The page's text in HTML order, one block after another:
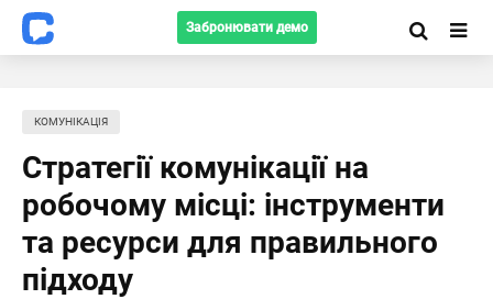
Забронювати демо
КОМУНІКАЦІЯ
Стратегії комунікації на
робочому місці: інструменти
та ресурси для правильного
підходу